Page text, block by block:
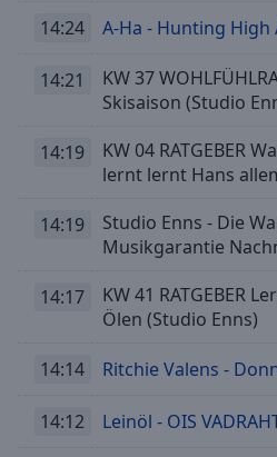
Caption
Color
14:24 A-Ha - Hunting High
14:21
KW 37
Skisaison (Studio
14:19
KW 04 RATGEBER
lernt lernt Hans
14:19
Studio Enns - Die
Musikgarantie
14:17
KW 41 RATGEBER
Ölen (Studio Enns)
14:14 Ritchie Valens -
14:12 Leinöl - OIS